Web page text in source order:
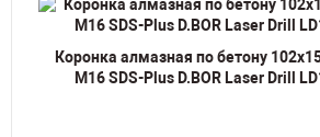
Коронка алмазная по бетону
M16 SDS-Plus D.BOR Laser Drill